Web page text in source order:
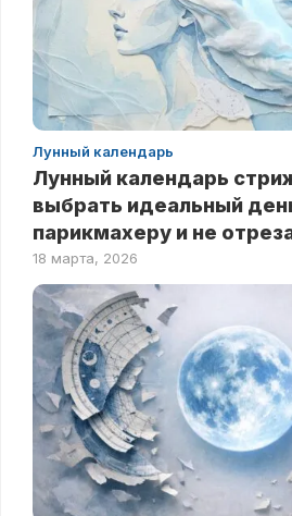
Лунный календарь
Лунный календарь
выбрать идеальный
парикмахеру и не
18 марта, 2026